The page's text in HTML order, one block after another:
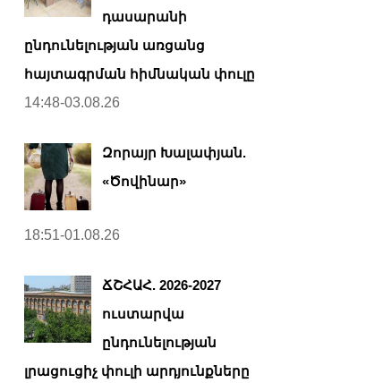
դասարանի
ընդունելության առցանց
հայտագրման հիմնական փուլը
14:48-03.08.26
Զորայր Խալափյան.
«Ծովինար»
18:51-01.08.26
ՃՇՀԱՀ. 2026-2027
ուստարվա
ընդունելության
լրացուցիչ փուլի արդյունքները